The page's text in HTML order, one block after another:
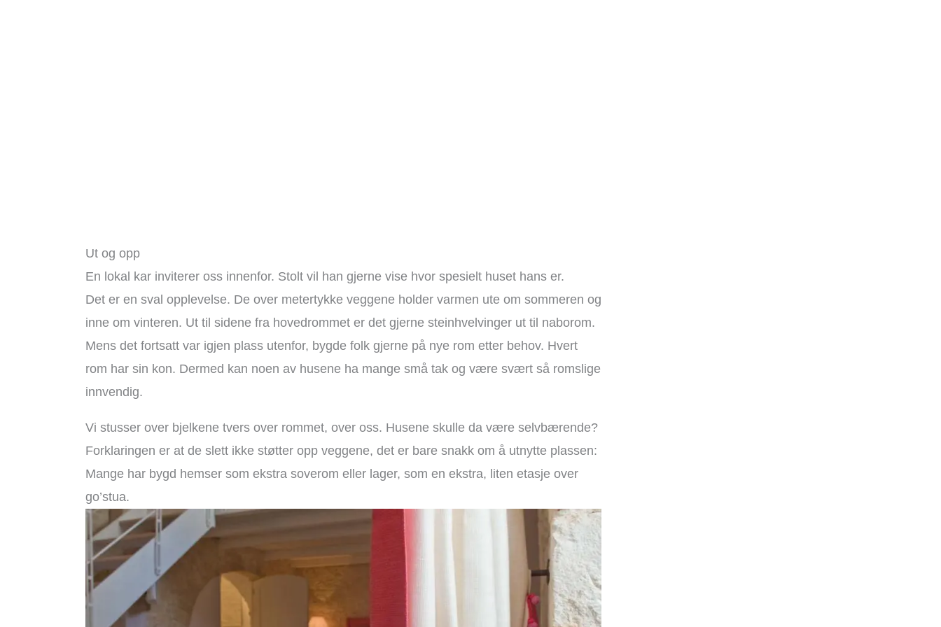
Ut og opp
En lokal kar inviterer oss innenfor. Stolt vil han gjerne vise hvor spesielt huset hans er.
Det er en sval opplevelse. De over metertykke veggene holder varmen ute om sommeren og
inne om vinteren. Ut til sidene fra hovedrommet er det gjerne steinhvelvinger ut til naborom.
Mens det fortsatt var igjen plass utenfor, bygde folk gjerne på nye rom etter behov. Hvert
rom har sin kon. Dermed kan noen av husene ha mange små tak og være svært så romslige
innvendig.
Vi stusser over bjelkene tvers over rommet, over oss. Husene skulle da være selvbærende?
Forklaringen er at de slett ikke støtter opp veggene, det er bare snakk om å utnytte plassen:
Mange har bygd hemser som ekstra soverom eller lager, som en ekstra, liten etasje over
go’stua.